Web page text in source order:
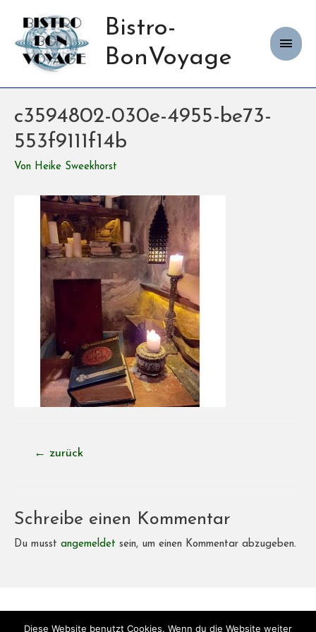
Bistro-
BonVoyage
c3594802-030e-4955-be73-
553f9111f14b
Von Heike Sweekhorst
Beitragsnavigation
← zurück
Schreibe einen Kommentar
Du musst angemeldet sein, um einen Kommentar abzugeben.
Diese Website benutzt Cookies. Wenn du die Website weiter